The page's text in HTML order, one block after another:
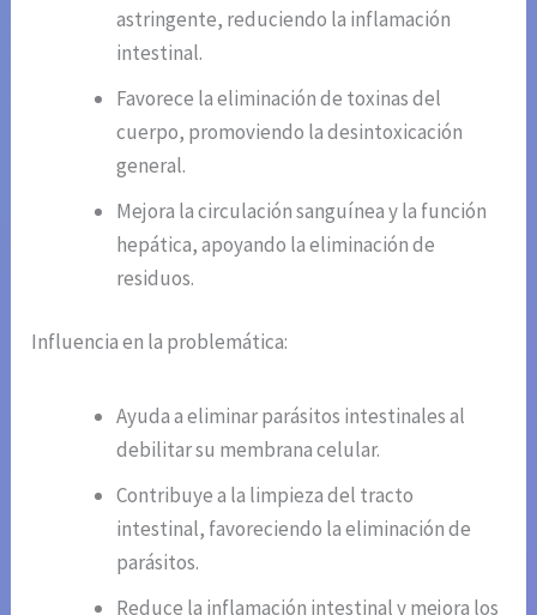
astringente, reduciendo la inflamación
intestinal.
Favorece la eliminación de toxinas del
cuerpo, promoviendo la desintoxicación
general.
Mejora la circulación sanguínea y la función
hepática, apoyando la eliminación de
residuos.
Influencia en la problemática:
Ayuda a eliminar parásitos intestinales al
debilitar su membrana celular.
Contribuye a la limpieza del tracto
intestinal, favoreciendo la eliminación de
parásitos.
Reduce la inflamación intestinal y mejora los